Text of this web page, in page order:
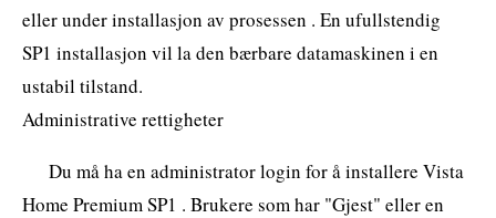
eller under installasjon av prosessen . En ufullstendig
SP1 installasjon vil la den bærbare datamaskinen i en
ustabil tilstand.
Administrative rettigheter
Du må ha en administrator login for å installere Vista
Home Premium SP1 . Brukere som har "Gjest" eller en